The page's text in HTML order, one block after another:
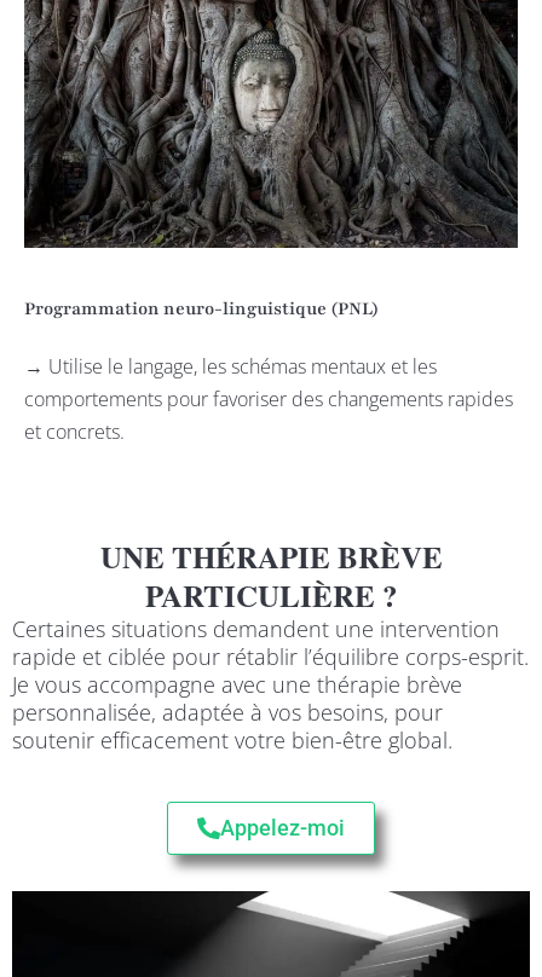
Programmation neuro-linguistique (PNL)
→ Utilise le langage, les schémas mentaux et les
comportements pour favoriser des changements rapides
et concrets.
UNE THÉRAPIE BRÈVE
PARTICULIÈRE ?
Certaines situations demandent une intervention
rapide et ciblée pour rétablir l’équilibre corps-esprit.
Je vous accompagne avec une thérapie brève
personnalisée, adaptée à vos besoins, pour
soutenir efficacement votre bien-être global.
Appelez-moi